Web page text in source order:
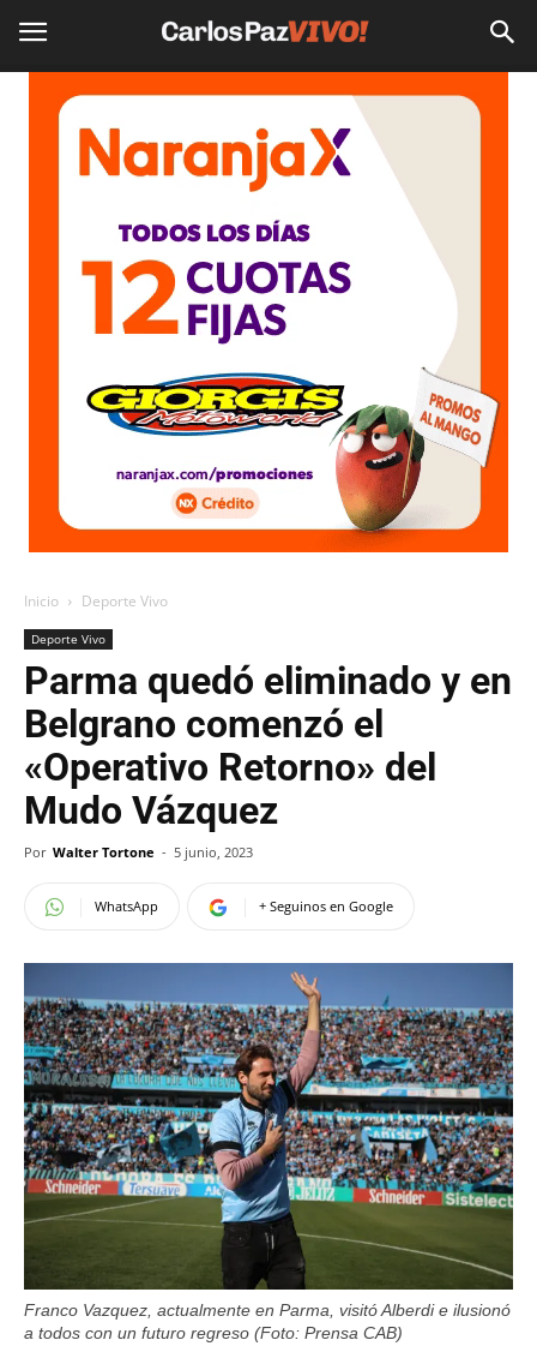
Inicio Deporte Vivo
Deporte Vivo
Parma quedó eliminado y en
Belgrano comenzó el
«Operativo Retorno» del
Mudo Vázquez
Por Walter Tortone - 5 junio, 2023
WhatsApp + Seguinos en Google
Franco Vazquez, actualmente en Parma, visitó Alberdi e ilusionó
a todos con un futuro regreso (Foto: Prensa CAB)